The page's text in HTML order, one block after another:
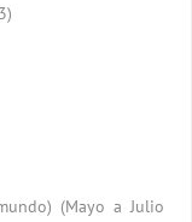
(Mayo a Julio